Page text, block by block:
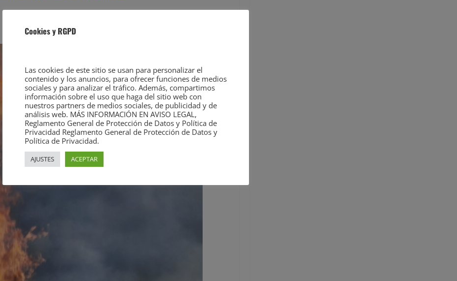
Cookies y RGPD
Las cookies de este sitio se usan para personalizar el
contenido y los anuncios, para ofrecer funciones de medios
sociales y para analizar el tráfico. Además, compartimos
información sobre el uso que haga del sitio web con
nuestros partners de medios sociales, de publicidad y de
análisis web. MÁS INFORMACIÓN EN AVISO LEGAL,
Reglamento General de Protección de Datos y Política de
Privacidad Reglamento General de Protección de Datos y
Política de Privacidad.
AJUSTES ACEPTAR